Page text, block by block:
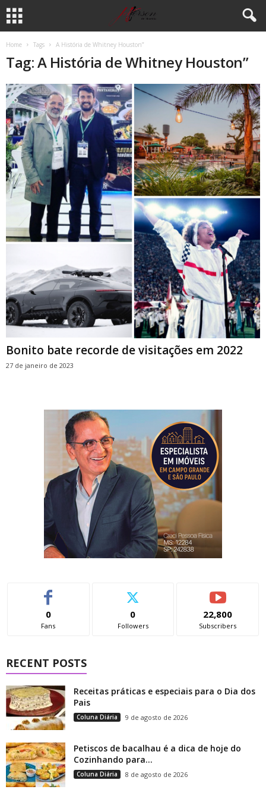
Home Tags A História de Whitney Houston”
Tag: A História de Whitney Houston”
Bonito bate recorde de visitações em 2022
27 de janeiro de 2023
0
Fans
0
Followers
22,800
Subscribers
RECENT POSTS
Receitas práticas e especiais para o Dia dos
Pais
Coluna Diária 9 de agosto de 2026
Petiscos de bacalhau é a dica de hoje do
Cozinhando para...
Coluna Diária 8 de agosto de 2026